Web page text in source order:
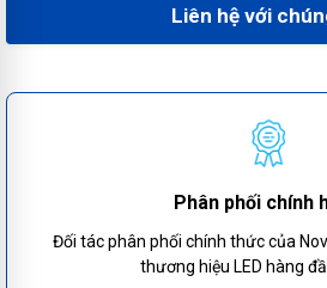
Liên hệ với
Phân phối chính
Đối tác phân phối chính thức của
thương hiệu LED hàng